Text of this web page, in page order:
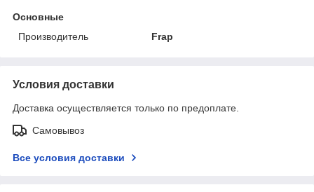
Основные
Производитель
Frap
Условия доставки
Доставка осуществляется только по предоплате.
Самовывоз
Все условия доставки